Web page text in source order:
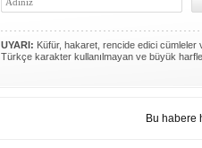
UYARI: Küfür, hakaret, rencide edici cümleler
Türkçe karakter kullanılmayan ve büyük
Bu habere